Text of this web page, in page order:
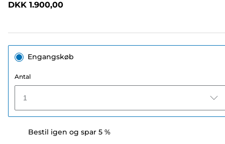
DKK 1.900,00
Engangskøb
Antal
1
Bestil igen og spar 5 %